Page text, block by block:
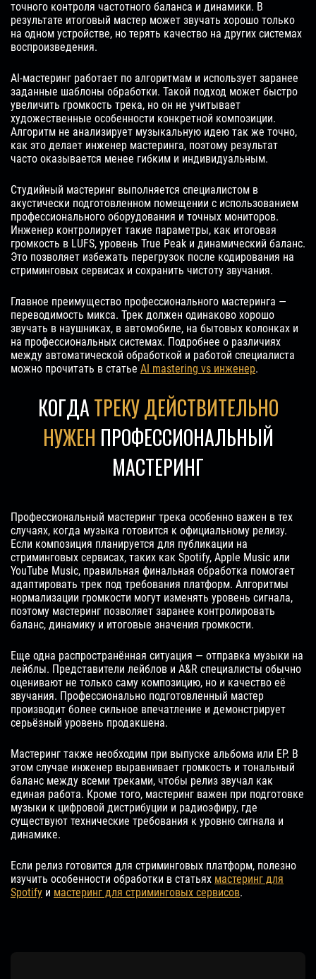
точного контроля частотного баланса и динамики. В
результате итоговый мастер может звучать хорошо только
на одном устройстве, но терять качество на других системах
воспроизведения.
AI-мастеринг работает по алгоритмам и использует заранее
заданные шаблоны обработки. Такой подход может быстро
увеличить громкость трека, но он не учитывает
художественные особенности конкретной композиции.
Алгоритм не анализирует музыкальную идею так же точно,
как это делает инженер мастеринга, поэтому результат
часто оказывается менее гибким и индивидуальным.
Студийный мастеринг выполняется специалистом в
акустически подготовленном помещении с использованием
профессионального оборудования и точных мониторов.
Инженер контролирует такие параметры, как итоговая
громкость в LUFS, уровень True Peak и динамический баланс.
Это позволяет избежать перегрузок после кодирования на
стриминговых сервисах и сохранить чистоту звучания.
Главное преимущество профессионального мастеринга —
переводимость микса. Трек должен одинаково хорошо
звучать в наушниках, в автомобиле, на бытовых колонках и
на профессиональных системах. Подробнее о различиях
между автоматической обработкой и работой специалиста
можно прочитать в статье AI mastering vs инженер.
КОГДАТРЕКУ ДЕЙСТВИТЕЛЬНО
НУЖЕН ПРОФЕССИОНАЛЬНЫЙ
МАСТЕРИНГ
Профессиональный мастеринг трека особенно важен в тех
случаях, когда музыка готовится к официальному релизу.
Если композиция планируется для публикации на
стриминговых сервисах, таких как Spotify, Apple Music или
YouTube Music, правильная финальная обработка помогает
адаптировать трек под требования платформ. Алгоритмы
нормализации громкости могут изменять уровень сигнала,
поэтому мастеринг позволяет заранее контролировать
баланс, динамику и итоговые значения громкости.
Еще одна распространённая ситуация — отправка музыки на
лейблы. Представители лейблов и A&R специалисты обычно
оценивают не только саму композицию, но и качество её
звучания. Профессионально подготовленный мастер
производит более сильное впечатление и демонстрирует
серьёзный уровень продакшена.
Мастеринг также необходим при выпуске альбома или EP. В
этом случае инженер выравнивает громкость и тональный
баланс между всеми треками, чтобы релиз звучал как
единая работа. Кроме того, мастеринг важен при подготовке
музыки к цифровой дистрибуции и радиоэфиру, где
существуют технические требования к уровню сигнала и
динамике.
Если релиз готовится для стриминговых платформ, полезно
изучить особенности обработки в статьях мастеринг для
Spotify и мастеринг для стриминговых сервисов.